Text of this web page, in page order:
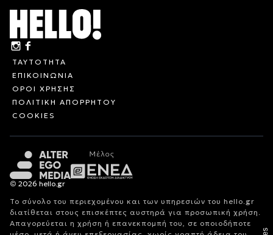
ΤΑΥΤΟΤΗΤΑ
ΕΠΙΚΟΙΝΩΝΙΑ
ΟΡΟΙ ΧΡΗΣΗΣ
ΠΟΛΙΤΙΚΗ ΑΠΟΡΡΗΤΟΥ
COOKIES
© 2026 hello.gr
Το σύνολο του περιεχομένου και των υπηρεσιών του hello.gr
διατίθεται στους επισκέπτες αυστηρά για προσωπική χρήση.
Απαγορεύεται η χρήση ή επανεκπομπή του, σε οποιοδήποτε